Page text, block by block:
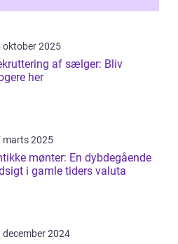
oktober 2025
af sælger: Bliv
her
marts 2025
mønter: En dybdegående
i gamle tiders valuta
december 2024